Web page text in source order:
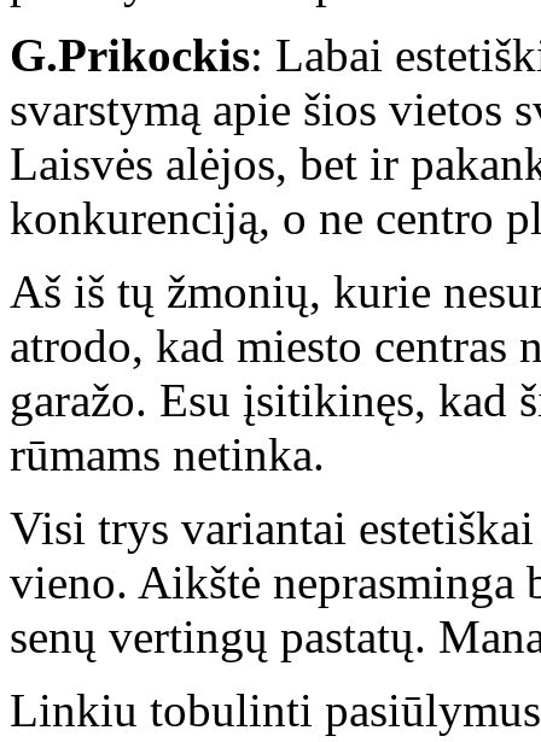
G.Prikockis: Labai
svarstymą apie šios vietos
Laisvės alėjos, bet ir
konkurenciją, o ne centro
Aš iš tų žmonių, kurie
atrodo, kad miesto centras
garažo. Esu įsitikinęs, kad
rūmams netinka.
Visi trys variantai
vieno. Aikštė
senų vertingų pastatų.
Linkiu tobulinti